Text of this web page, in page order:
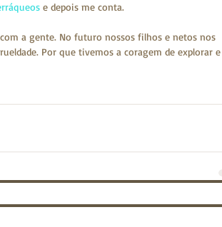
e depois me conta.
a gente. No futuro nossos filhos e netos nos
Por que tivemos a coragem de explorar e